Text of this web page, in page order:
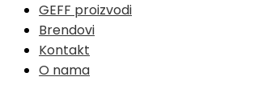
GEFF proizvodi
Brendovi
Kontakt
O nama